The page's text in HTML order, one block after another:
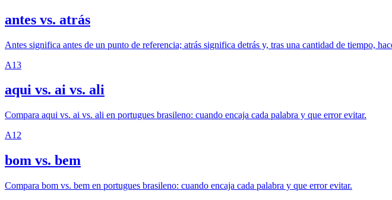
antes vs. atrás
Antes significa antes de un punto de referencia; atrás significa detrás y, tras una cantidad de tiempo,
A13
aqui vs. ai vs. ali
Compara aqui vs. ai vs. ali en portugues brasileno: cuando encaja cada palabra y que error evitar.
A1 2
bom vs. bem
Compara bom vs. bem en portugues brasileno: cuando encaja cada palabra y que error evitar.